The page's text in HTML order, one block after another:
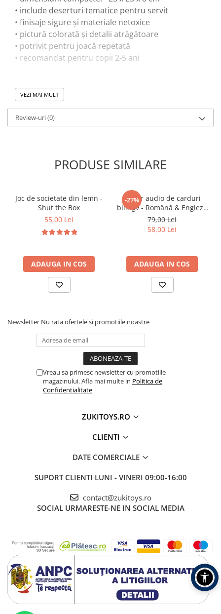
• include deserturi tematice pentru servit
• finisaje sigure și materiale netoxice
• pictură colorată și detalii atrăgătoare
• potrivit pentru joacă repetată
• recomandat pentru copii 2-5 ani
🎓Beneficii educaționale:
• dezvoltă coordonarea mână-ochi și motricitatea
fină
• sprijină înțelegerea rutinei și a rolurilor sociale
jucarii educative
Ideal pentru:
• activități educative acasă sau la grădiniță
• jocuri de rol și servire deserturi
• dezvoltarea limbajului și interacțiunii
• cadouri educative și creative
VEZI MAI MULT
Review-uri(0)
PRODUSE SIMILARE
Joc de societate din lemn -
Shut the Box
55,00 Lei
ADAUGA IN COS
-27%
Cititor audio de carduri
bilingv - Română & Engleză
Albastru (224 carduri / 448
cuvinte)
79,00 Lei
58,00 Lei
ADAUGA IN COS
Newsletter Nu rata ofertele si promotiile noastre
Vreau sa primesc newsletter cu promotiile
magazinului. Afla mai multe in Politica de
Confidentialitate
ZUKITOYS.RO
CLIENTI
DATE COMERCIALE
SUPORT CLIENTI LUNI - VINERI 09:00-16:00
contact@zukitoys.ro
SOCIAL URMARESTE-NE IN SOCIAL MEDIA